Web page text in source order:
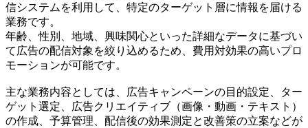
信システムを利用して、特定のターゲット層に情報を届ける
業務です。
年齢、性別、地域、興味関心といった詳細なデータに基づい
て広告の配信対象を絞り込めるため、費用対効果の高いプロ
モーションが可能です。
主な業務内容としては、広告キャンペーンの目的設定、ター
ゲット選定、広告クリエイティブ（画像・動画・テキスト）
の作成、予算管理、配信後の効果測定と改善策の立案などが